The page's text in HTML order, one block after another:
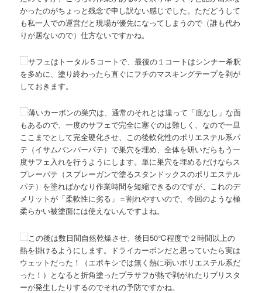
かったのがちょっと残念で申し訳ない感じでした。ただどうして
も私一人での運営だと現場が優先になってしまうので（誰も代わ
りが居ないので）仕方ないですかね。
サフェはトータル５コートで、最後の１コートはシンナー希釈
を多めに、塗り終わったら直ぐにフチのマスキングテープを剥が
しておきます。
薄いカーボンの巣穴は、通常のそれとは違って「底なし」な面
もあるので、一度のサフェで完全に塞ぐのは難しく、なので一旦
ここまでとして完全硬化させ、この後軟化性のポリエステル系パ
テ（イサムバンパーパテ）で巣穴を埋め、全体を研いだらもう一
度サフェ入れを行うようにします。単に巣穴を埋めるだけならス
プレーパテ（スプレーガンで塗るスタンドックスのポリエステル
パテ）を塗ればかなり作業時間を短縮できるのですが、これのデ
メリットが「柔軟性に劣る」＝割れやすいので、今回のような極
柔らかい被塗面には使えないんですよね。
この後は数日間自然乾燥させ、後日50℃程度で２時間以上の
熱を掛けるようにします。ドライカーボンだと思っていたら実は
ウェットだった！（エポキシでは無く熱に弱いポリエステル系だ
った！）となると折角塗ったプラサフが熱で剥がれたりブリスタ
ーが発生したりするのでそれの予防ですかね。